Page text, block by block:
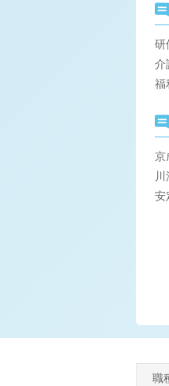
研
介
福
京
安
職